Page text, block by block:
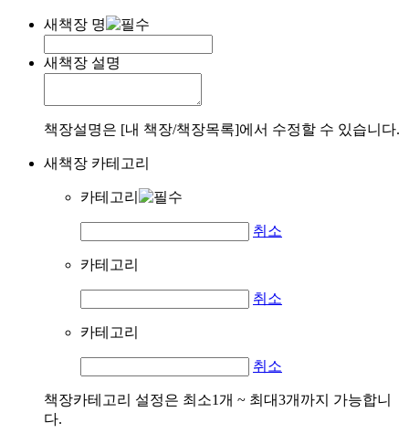
새책장 명
새책장 설명
책장설명은 [내 책장/책장목록]에서 수정할 수 있습니다.
새책장 카테고리
카테고리
취소
카테고리
취소
카테고리
취소
책장카테고리 설정은 최소1개 ~ 최대3개까지 가능합니
다.